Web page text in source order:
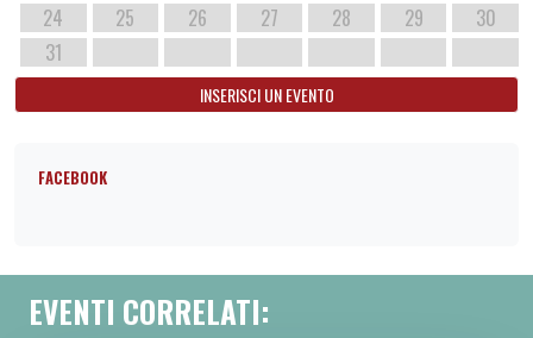
24
25 26 27 28 29
30
31
INSERISCI UN EVENTO
FACEBOOK
EVENTI CORRELATI: